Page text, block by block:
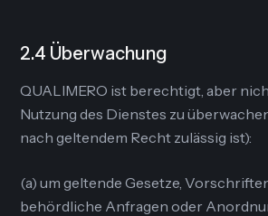
2.4 Überwachung
QUALIMERO ist berechtigt, aber
Nutzung des Dienstes zu
nach geltendem Recht zulässig ist):
(a) um geltende Gesetze,
behördliche Anfragen oder